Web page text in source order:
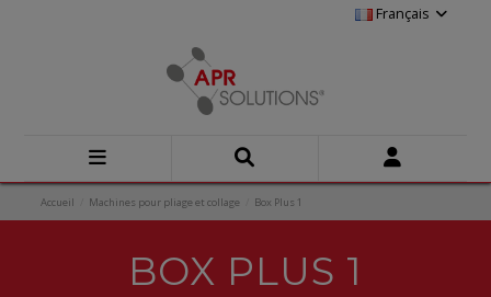
Français
Accueil Machines pour pliage et collage Box Plus 1
BOX PLUS 1